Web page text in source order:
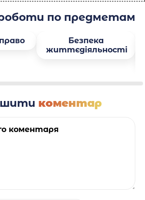
по предметам
Безпека
життєдіяльності
коментар